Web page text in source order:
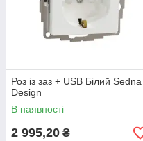
Роз із заз + USB Білий Sedna
Design
В наявності
2 995,20 ₴